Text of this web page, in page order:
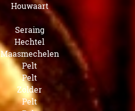
Houwaart
Seraing
Hechtel
Maasmechelen
Pelt
Pelt
Zolder
Pelt